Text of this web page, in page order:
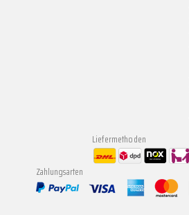
Liefermethoden
Zahlungsarten